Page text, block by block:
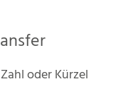
oder Kürzel